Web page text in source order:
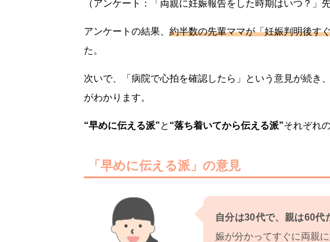
（アンケート：「両親に妊娠報告をした時期はいつ？」
アンケートの結果、 約半数の先輩ママが「妊娠判明後す
た。
次いで、「病院で心拍を確認したら」という意見が続き
がわかります。
“早めに伝える派”と “落ち着いてから伝える派”それぞれ
「早めに伝える派」の意見
自分は30代で、親は60代
娠が分かってすぐに両親